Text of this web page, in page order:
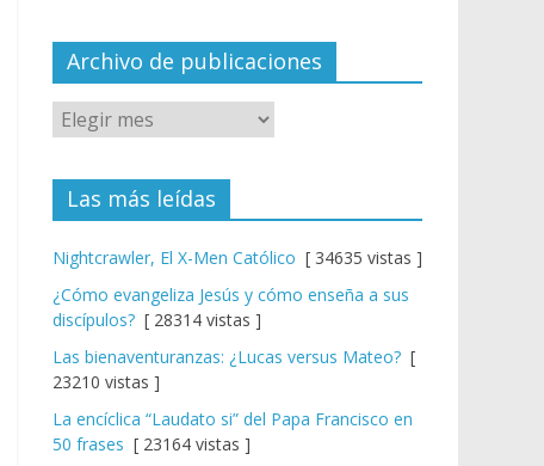
el
Archivo de publicaciones
Las más leídas
Nightcrawler, El X-Men Católico [ 34635 vistas ]
¿Cómo evangeliza Jesús y cómo enseña a sus
discípulos? [ 28314 vistas ]
Las bienaventuranzas: ¿Lucas versus Mateo? [
23210 vistas ]
La encíclica “Laudato si” del Papa Francisco en
50 frases [ 23164 vistas ]